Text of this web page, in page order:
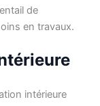
de
en travaux.
intérieure